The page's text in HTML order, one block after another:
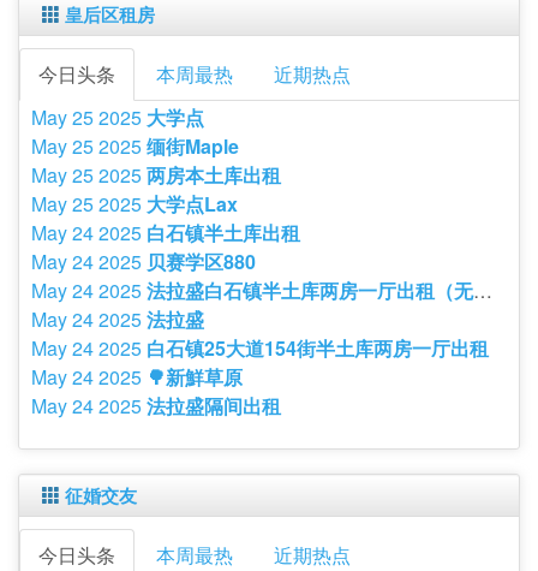
皇后区租房
今日头条 本周最热
近期热点
May 25 2025 大学点
May 25 2025缅街Maple
May 25 2025两房本土库出租
May 25 2025 大学点Lax
May 24 2025 白石镇半土库出租
May 24 2025 贝赛学区880
May 24 2025法拉盛白石镇半土库两房一厅出租（无中介费）
May 24 2025法拉盛
May 24 2025 白石镇25大道154街半土库两房一厅出租
May 24 2025 🌳新鮮草原
May 24 2025法拉盛隔间出租
征婚交友
今日头条 本周最热 近期热点